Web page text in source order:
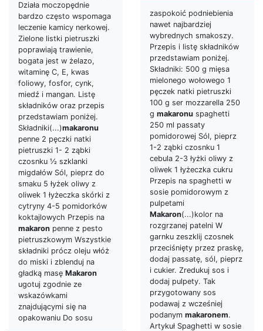
Działa moczopędnie
bardzo często wspomaga
leczenie kamicy nerkowej.
Zielone listki pietruszki
poprawiają trawienie,
bogata jest w żelazo,
witaminę C, E, kwas
foliowy, fosfor, cynk,
miedź i mangan. Listę
składników oraz przepis
przedstawiam poniżej.
Składniki(...)makaronu
penne 2 pęczki natki
pietruszki 1- 2 ząbki
czosnku ½ szklanki
migdałów Sól, pieprz do
smaku 5 łyżek oliwy z
oliwek 1 łyżeczka skórki z
cytryny 4-5 pomidorków
koktajlowych Przepis na
makaron penne z pesto
pietruszkowym Wszystkie
składniki prócz oleju włóż
do miski i zblenduj na
gładką masę Makaron
ugotuj zgodnie ze
wskazówkami
znajdującymi się na
opakowaniu Do sosu
zaspokoić podniebienia
nawet najbardziej
wybrednych smakoszy.
Przepis i listę składników
przedstawiam poniżej.
Składniki: 500 g mięsa
mielonego wołowego 1
pęczek natki pietruszki
100 g ser mozzarella 250
g makaronu spaghetti
250 ml passaty
pomidorowej Sól, pieprz
1-2 ząbki czosnku 1
cebula 2-3 łyżki oliwy z
oliwek 1 łyżeczka cukru
Przepis na spaghetti w
sosie pomidorowym z
pulpetami
Makaron(...)kolor na
rozgrzanej patelni W
garnku zeszklij czosnek
przeciśnięty przez praskę,
dodaj passatę, sól, pieprz
i cukier. Zredukuj sos i
dodaj pulpety. Tak
przygotowany sos
podawaj z wcześniej
podanym makaronem.
Artykuł Spaghetti w sosie